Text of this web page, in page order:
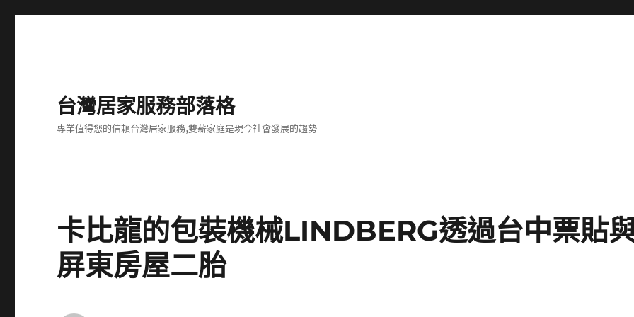
台灣居家服務部落格
專業值得您的信賴台灣居家服務,雙薪家庭是現今社會發展的趨勢
卡比龍的包裝機械LINDBERG透過台中票貼
屏東房屋二胎